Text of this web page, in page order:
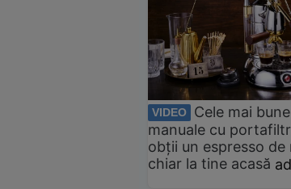
VIDEO
Cele mai
manuale cu
obții un espresso de
chiar la tine acasă